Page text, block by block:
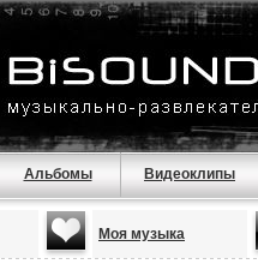
Альбомы Видеоклипы
Моя музыка